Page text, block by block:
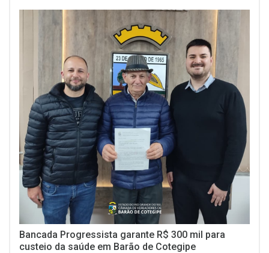
Bancada Progressista garante R$ 300 mil para
custeio da saúde em Barão de Cotegipe